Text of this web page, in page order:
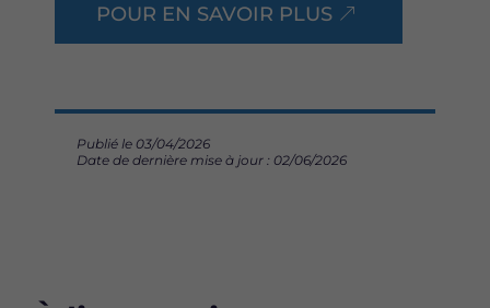
POUR EN SAVOIR PLUS
Publié le 03/04/2026
Date de dernière mise à jour : 02/06/2026